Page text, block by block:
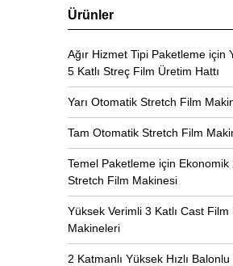
Ürünler
Ağır Hizmet Tipi Paketleme için
5 Katlı Streç Film Üretim Hattı
Yarı Otomatik Stretch Film
Tam Otomatik Stretch Film
Temel Paketleme için Ekonomik
Stretch Film Makinesi
Yüksek Verimli 3 Katlı Cast Film
Makineleri
2 Katmanlı Yüksek Hızlı